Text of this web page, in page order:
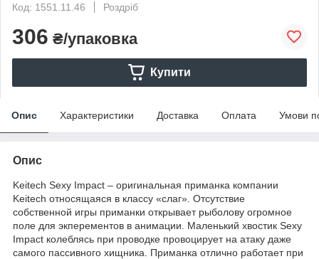
Код: 1551.11.46
Роздріб
306 ₴/упаковка
Купити
Опис Характеристики Доставка Оплата Умови
Опис
Keitech Sexy Impact – оригинальная приманка компании
Keitech относящаяся в классу «слаг». Отсутствие
собственной игры приманки открывает рыболову огромное
поле для экперементов в анимации. Маленький хвостик Sexy
Impact колеблясь при проводке провоцирует на атаку даже
самого пассивного хищника. Приманка отлично работает при